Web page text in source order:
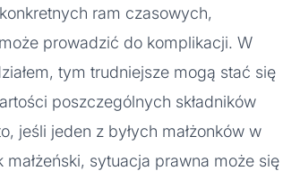
ram czasowych,
prowadzić do komplikacji. W
tym trudniejsze mogą stać się
poszczególnych składników
jeśli jeden z byłych małżonków w
sytuacja prawna może się